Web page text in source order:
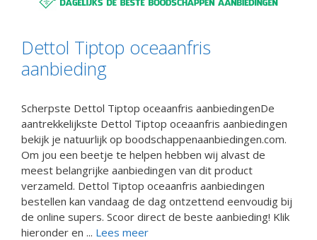
Dettol Tiptop oceaanfris
aanbieding
Scherpste Dettol Tiptop oceaanfris aanbiedingenDe
aantrekkelijkste Dettol Tiptop oceaanfris aanbiedingen
bekijk je natuurlijk op boodschappenaanbiedingen.com.
Om jou een beetje te helpen hebben wij alvast de
meest belangrijke aanbiedingen van dit product
verzameld. Dettol Tiptop oceaanfris aanbiedingen
bestellen kan vandaag de dag ontzettend eenvoudig bij
de online supers. Scoor direct de beste aanbieding! Klik
hieronder en ... Lees meer